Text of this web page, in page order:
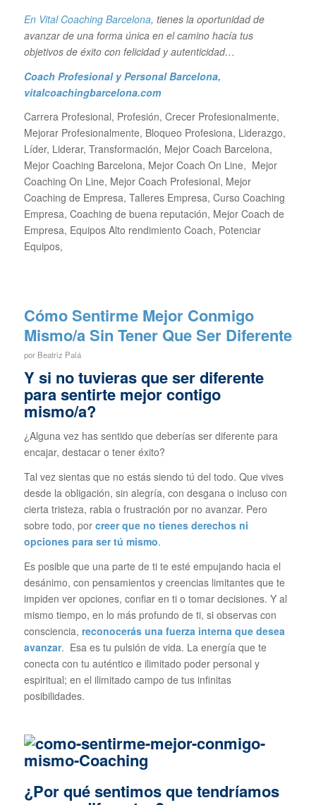
En Vital Coaching Barcelona, tienes la oportunidad de
avanzar de una forma única en el camino hacía tus
objetivos de éxito con felicidad y autenticidad…
Coach Profesional y Personal Barcelona,
vitalcoachingbarcelona.com
Carrera Profesional, Profesión, Crecer Profesionalmente,
Mejorar Profesionalmente, Bloqueo Profesiona, Liderazgo,
Líder, Liderar, Transformación, Mejor Coach Barcelona,
Mejor Coaching Barcelona, Mejor Coach On Line, Mejor
Coaching On Line, Mejor Coach Profesional, Mejor
Coaching de Empresa, Talleres Empresa, Curso Coaching
Empresa, Coaching de buena reputación, Mejor Coach de
Empresa, Equipos Alto rendimiento Coach, Potenciar
Equipos,
Cómo Sentirme Mejor Conmigo
Mismo/a Sin Tener Que Ser Diferente
por Beatriz Palá
Y si no tuvieras que ser diferente
para sentirte mejor contigo
mismo/a?
¿Alguna vez has sentido que deberías ser diferente para
encajar, destacar o tener éxito?
Tal vez sientas que no estás siendo tú del todo. Que vives
desde la obligación, sin alegría, con desgana o incluso con
cierta tristeza, rabia o frustración por no avanzar. Pero
sobre todo, por creer que no tienes derechos ni
opciones para ser tú mismo.
Es posible que una parte de ti te esté empujando hacia el
desánimo, con pensamientos y creencias limitantes que te
impiden ver opciones, confiar en ti o tomar decisiones. Y al
mismo tiempo, en lo más profundo de ti, si observas con
consciencia, reconocerás una fuerza interna que desea
avanzar. Esa es tu pulsión de vida. La energía que te
conecta con tu auténtico e ilimitado poder personal y
espiritual; en el ilimitado campo de tus infinitas
posibilidades.
¿Por qué sentimos que tendríamos